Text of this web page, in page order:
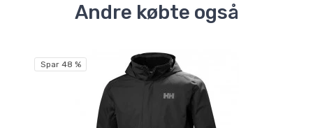
Andre købte også
Spar 48 %